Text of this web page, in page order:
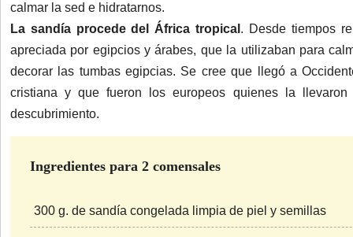
calmar la sed e hidratarnos.
La sandía procede del África tropical . Desde tiempos
apreciada por egipcios y árabes, que la utilizaban para
decorar las tumbas egipcias. Se cree que llegó a
cristiana y que fueron los europeos quienes la
descubrimiento.
Ingredientes para 2 comensales
300 g. de sandía congelada limpia de piel y semillas